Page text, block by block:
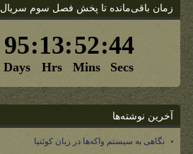
زمان باقی‌مانده تا پخش فصل سوم سریال
آخرین نوشته‌ها
نگاهی به سیستم واکه‌ها در زبان کوئنیا